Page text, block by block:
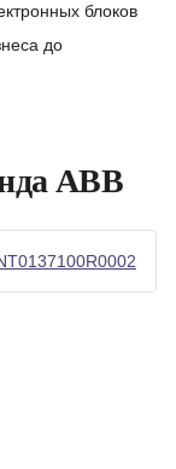
блоков
до
ABB